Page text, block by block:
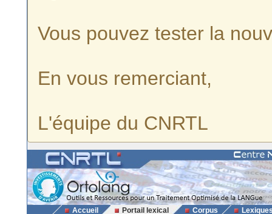
Vous pouvez tester la
En vous remerciant,
L'équipe du CNRTL
Accueil Portail lexical Corpus